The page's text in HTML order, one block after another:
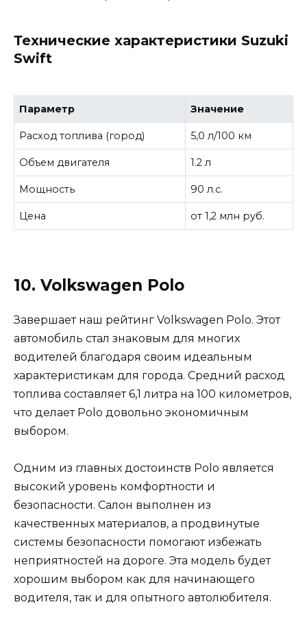
Технические характеристики Suzuki
Swift
Параметр Значение
Расход топлива (город) 5,0 л/100 км
Объем двигателя 1.2 л
Мощность 90 л.с.
Цена от 1,2 млн руб.
10. Volkswagen Polo
Завершает наш рейтинг Volkswagen Polo. Этот
автомобиль стал знаковым для многих
водителей благодаря своим идеальным
характеристикам для города. Средний расход
топлива составляет 6,1 литра на 100 километров,
что делает Polo довольно экономичным
выбором.
Одним из главных достоинств Polo является
высокий уровень комфортности и
безопасности. Салон выполнен из
качественных материалов, а продвинутые
системы безопасности помогают избежать
неприятностей на дороге. Эта модель будет
хорошим выбором как для начинающего
водителя, так и для опытного автолюбителя.